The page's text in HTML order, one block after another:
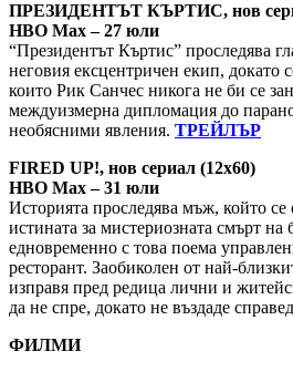
ПРЕЗИДЕНТЪТ КЪРТИС, нов
HBO Max – 27 юли
“Президентът Къртис” проследява
неговия ексцентричен екип, докато
които Рик Санчес никога не би се
междуизмерна дипломация до
необясними явления. ТРЕЙЛЪР
FIRED UP!, нов сериал (12х60)
HBO Max – 31 юли
Историята проследява мъж, който се
истината за мистериозната смърт на
едновременно с това поема
ресторант. Заобиколен от най-
изправя пред редица лични и
да не спре, докато не въздаде
ФИЛМИ